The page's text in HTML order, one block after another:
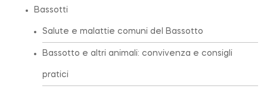
Bassotti
Salute e malattie comuni del Bassotto
Bassotto e altri animali: convivenza e consigli
pratici